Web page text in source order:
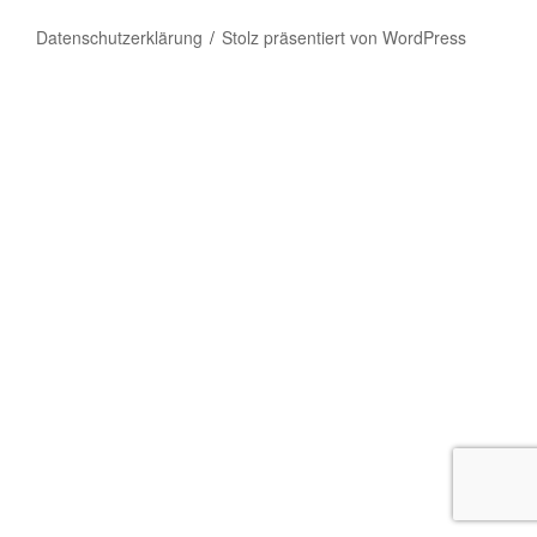
Datenschutzerklärung Stolz präsentiert von WordPress